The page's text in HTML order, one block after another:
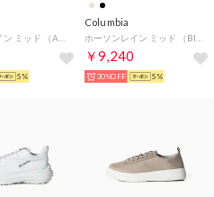
5%
Columbia
￥9,240
30%OFF 5%